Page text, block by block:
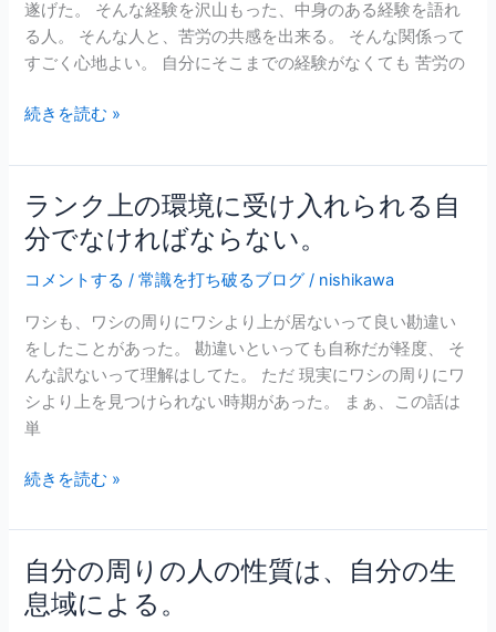
の
人
生
に
を
与
る。
遂げた。 そんな経験を沢山もった、中身のある経験を語れ
る人。 そんな人と、苦労の共感を出来る。 そんな関係って
すごく心地よい。 自分にそこまでの経験がなくても 苦労の
感
動
を
味
い
う
は
大
切
だ
と
思
続きを読む »
ランク上の環境に受け入れられる自
分でなければならない。
コメントする /常識を打ち破るブログ / nishikawa
ワシも、ワシの周りにワシより上が居ないって良い勘違い
をしたことがあった。 勘違いといっても自称だが軽度、 そ
んな訳ないって理解はしてた。 ただ 現実にワシの周りにワ
シより上を見つけられない時期があった。 まぁ、この話は
単
ラ
ン
ク
上
環
境
に
受
け
入
る
自
続きを読む »
自分の周りの人の性質は、自分の生
息域による。
自
分
の